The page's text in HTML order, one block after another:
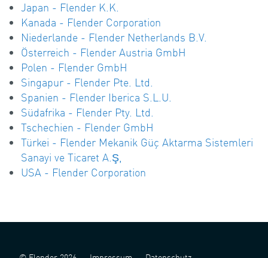
Japan - Flender K.K.
Kanada - Flender Corporation
Niederlande - Flender Netherlands B.V.
Österreich - Flender Austria GmbH
Polen - Flender GmbH
Singapur - Flender Pte. Ltd.
Spanien - Flender Iberica S.L.U.
Südafrika - Flender Pty. Ltd.
Tschechien - Flender GmbH
Türkei - Flender Mekanik Güç Aktarma Sistemleri
Sanayi ve Ticaret A.Ş,
USA - Flender Corporation